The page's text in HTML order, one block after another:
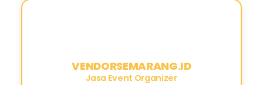
VENDORSEMARANG.ID
Jasa Event Organizer